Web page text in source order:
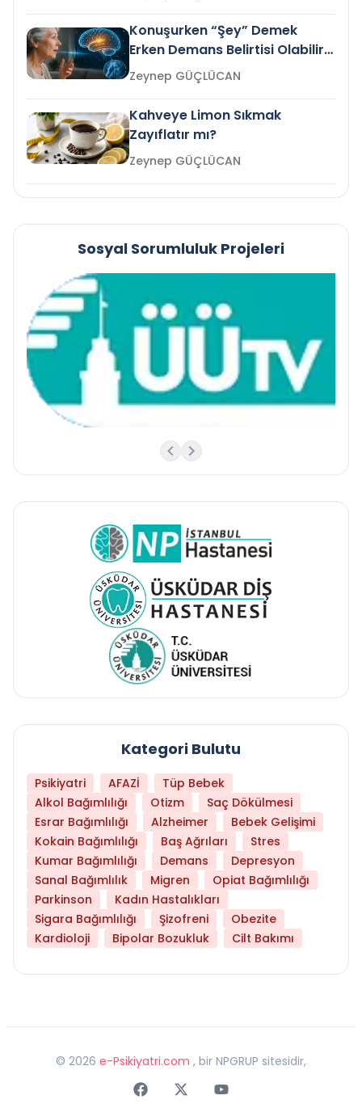
Konuşurken “Şey” Demek
Erken Demans Belirtisi Olabilir
mi?
Zeynep GÜÇLÜCAN
Kahveye Limon Sıkmak
Zayıflatır mı?
Zeynep GÜÇLÜCAN
Sosyal Sorumluluk Projeleri
Kategori Bulutu
Psikiyatri AFAZİ
Tüp Bebek
Alkol Bağımlılığı
Otizm
Saç Dökülmesi
Esrar Bağımlılığı
Alzheimer
Bebek Gelişimi
Kokain Bağımlılığı
Baş Ağrıları
Stres
Kumar Bağımlılığı
Demans
Depresyon
Sanal Bağımlılık
Migren
Opiat Bağımlılığı
Parkinson
Kadın Hastalıkları
Sigara Bağımlılığı
Şizofreni
Obezite
Kardioloji
Bipolar Bozukluk Cilt Bakımı
© 2026 e-Psikiyatri.com , bir NPGRUP sitesidir,